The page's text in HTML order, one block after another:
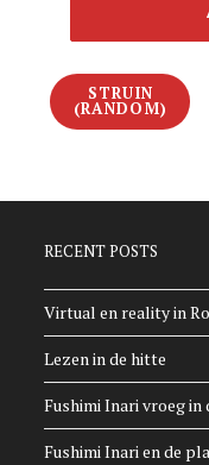
STRUIN
(RANDOM)
RECENT POSTS
Virtual en reality in
Lezen in de hitte
Fushimi Inari vroeg in
Fushimi Inari en de